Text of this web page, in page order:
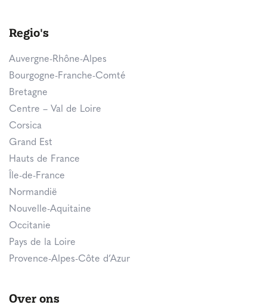
Regio's
Auvergne-Rhône-Alpes
Bourgogne-Franche-Comté
Bretagne
Centre – Val de Loire
Corsica
Grand Est
Hauts de France
Île-de-France
Normandië
Nouvelle-Aquitaine
Occitanie
Pays de la Loire
Provence-Alpes-Côte d’Azur
Over ons